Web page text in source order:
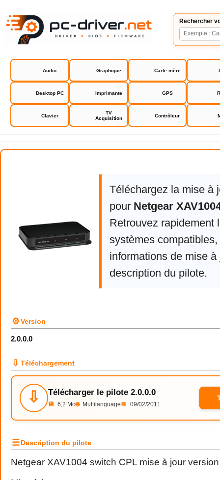
Rechercher
Audio Graphique Carte mère
Desktop PC Imprimante GPS
Clavier
TV
Acquisition
Contrôleur
Netgear XAV1004 firmware
Téléchargez la mise à
pour Netgear
Retrouvez rapidement
systèmes compatibles,
informations de mise à
description du pilote.
⚙Version
2.0.0.0
⇩ Téléchargement
⇩ Télécharger le pilote 2.0.0.0
💾 6,2 Mo🌐 Multilanguage📅 09/02/2011
☰Description du pilote
Netgear XAV1004 switch CPL mise à jour